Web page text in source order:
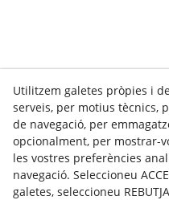
Utilitzem galetes pròpies i
serveis, per motius tècnics,
de navegació, per
opcionalment, per mostrar-
les vostres preferències
navegació. Seleccioneu
galetes, seleccioneu